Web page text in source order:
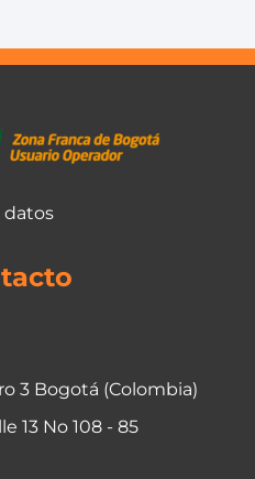
datos
3 Bogotá (Colombia)
13 No 108 - 85